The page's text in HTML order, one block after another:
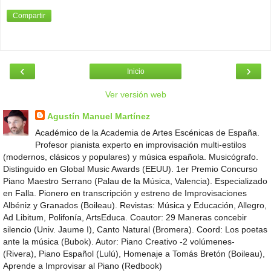
Compartir
‹ ›
Inicio
Ver versión web
Agustín Manuel Martínez
Académico de la Academia de Artes Escénicas de España.
Profesor pianista experto en improvisación multi-estilos
(modernos, clásicos y populares) y música española. Musicógrafo.
Distinguido en Global Music Awards (EEUU). 1er Premio Concurso
Piano Maestro Serrano (Palau de la Música, Valencia). Especializado
en Falla. Pionero en transcripción y estreno de Improvisaciones
Albéniz y Granados (Boileau). Revistas: Música y Educación, Allegro,
Ad Libitum, Polifonía, ArtsEduca. Coautor: 29 Maneras concebir
silencio (Univ. Jaume I), Canto Natural (Bromera). Coord: Los poetas
ante la música (Bubok). Autor: Piano Creativo -2 volúmenes-
(Rivera), Piano Español (Lulú), Homenaje a Tomás Bretón (Boileau),
Aprende a Improvisar al Piano (Redbook)